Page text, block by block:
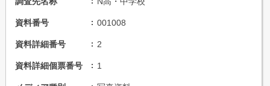
資料番号 001008
資料詳細番号 2
資料詳細個票番号 1